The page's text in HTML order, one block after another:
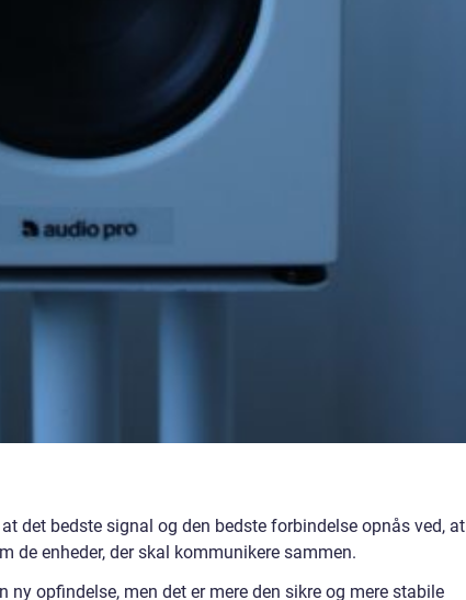
det bedste signal og den bedste forbindelse opnås ved, at
de enheder, der skal kommunikere sammen.
opfindelse, men det er mere den sikre og mere stabile